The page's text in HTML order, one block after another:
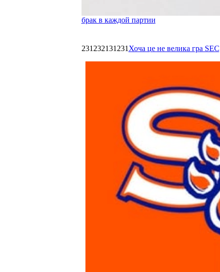
брак в каждой партии
231232131231 Хоча це не велика гра